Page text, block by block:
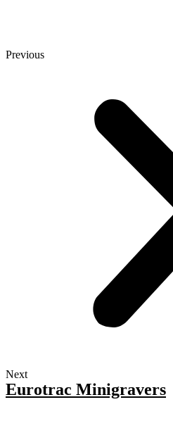
Previous
Next
Eurotrac Minigravers